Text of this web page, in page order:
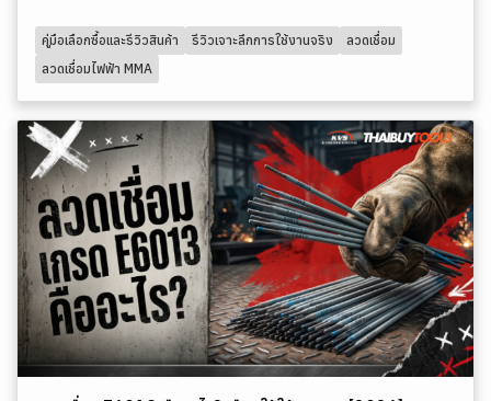
คู่มือเลือกซื้อและรีวิวสินค้า รีวิวเจาะลึกการใช้งานจริง
ลวดเชื่อม
ลวดเชื่อมไฟฟ้า MMA